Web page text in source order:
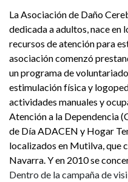
La Asociación de Daño
dedicada a adultos, nace en
recursos de atención para
asociación comenzó
un programa de
estimulación física y
actividades manuales y
Atención a la Dependencia
de Día ADACEN y Hogar
localizados en Mutilva, que
Navarra. Y en 2010 se
Dentro de la campaña de